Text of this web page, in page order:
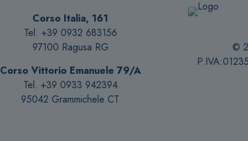
del
prodotto
Corso Italia, 161
Tel. +39 0932 683156
97100 Ragusa RG
Corso Vittorio Emanuele 79/A
Tel. +39 0933 942394
95042 Grammichele CT
©